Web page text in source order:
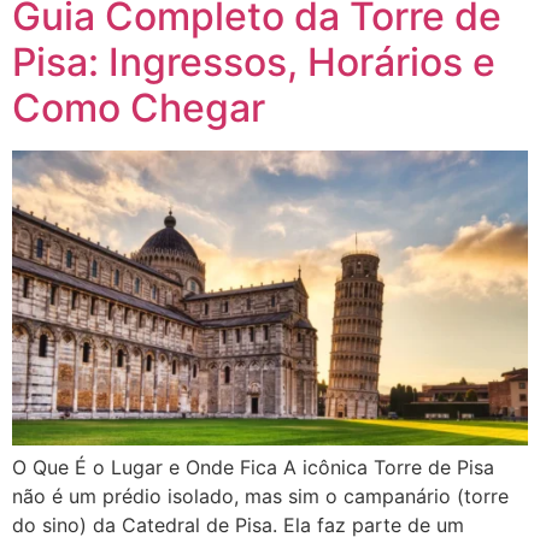
Guia Completo da Torre de
Pisa: Ingressos, Horários e
Como Chegar
O Que É o Lugar e Onde Fica A icônica Torre de Pisa
não é um prédio isolado, mas sim o campanário (torre
do sino) da Catedral de Pisa. Ela faz parte de um